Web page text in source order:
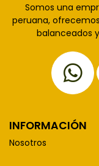
Somos una
peruana,
balanceados
INFORMACIÓN
Nosotros